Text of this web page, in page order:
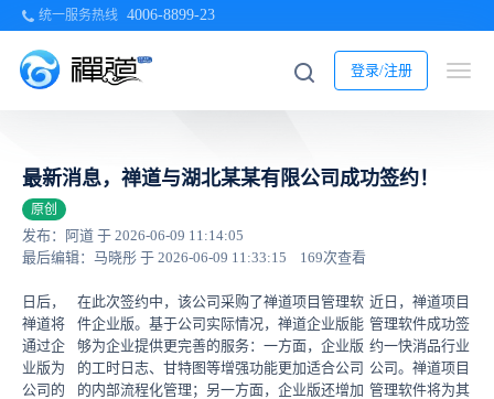
统一服务热线 4006-8899-23
登录/注册
最新消息，禅道与湖北某某有限公司成功签约！
原创
发布：阿道 于 2026-06-09 11:14:05
最后编辑：马晓彤 于 2026-06-09 11:33:15
169次查看
近日，禅道项目
管理软件成功签
约一快消品行业
公司。禅道项目
管理软件将为其
在此次签约中，该公司采购了禅道项目管理软
件企业版。基于公司实际情况，禅道企业版能
够为企业提供更完善的服务：一方面，企业版
的工时日志、甘特图等增强功能更加适合公司
的内部流程化管理；另一方面，企业版还增加
日后，
禅道将
通过企
业版为
公司的